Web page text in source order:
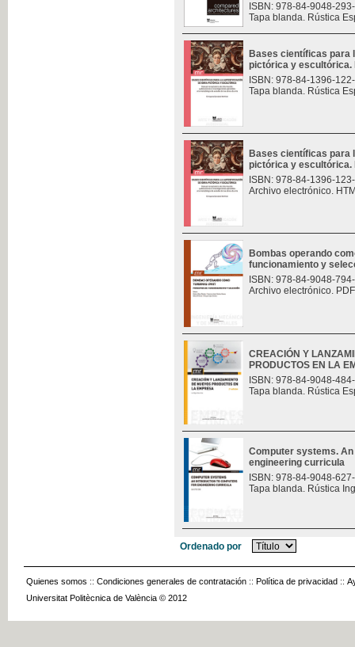
ISBN: 978-84-9048-
Tapa blanda. Rústica
Bases científicas para
pictórica y escultórica.
ISBN: 978-84-1396-
Tapa blanda. Rústica
Bases científicas para
pictórica y escultórica.
ISBN: 978-84-1396-
Archivo electrónico.
Bombas operando
funcionamiento y
ISBN: 978-84-9048-
Archivo electrónico.
CREACIÓN Y
PRODUCTOS EN LA
ISBN: 978-84-9048-
Tapa blanda. Rústica
Computer systems.
engineering curricula
ISBN: 978-84-9048-
Tapa blanda. Rústica
Ordenado por
Quienes somos :: Condiciones generales de contratación :: Política de privacidad ::
Universitat Politècnica de València © 2012